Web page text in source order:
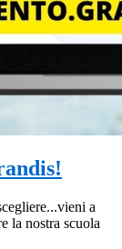
a
la nostra scuola